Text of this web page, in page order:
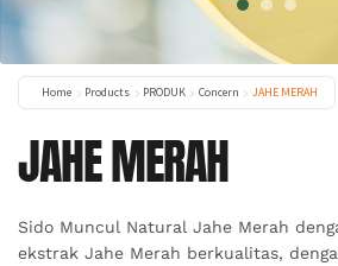
1 2 3
Home Products PRODUK Concern JAHE MERAH
JAHE MERAH
Sido Muncul Natural Jahe Merah
ekstrak Jahe Merah berkualitas,